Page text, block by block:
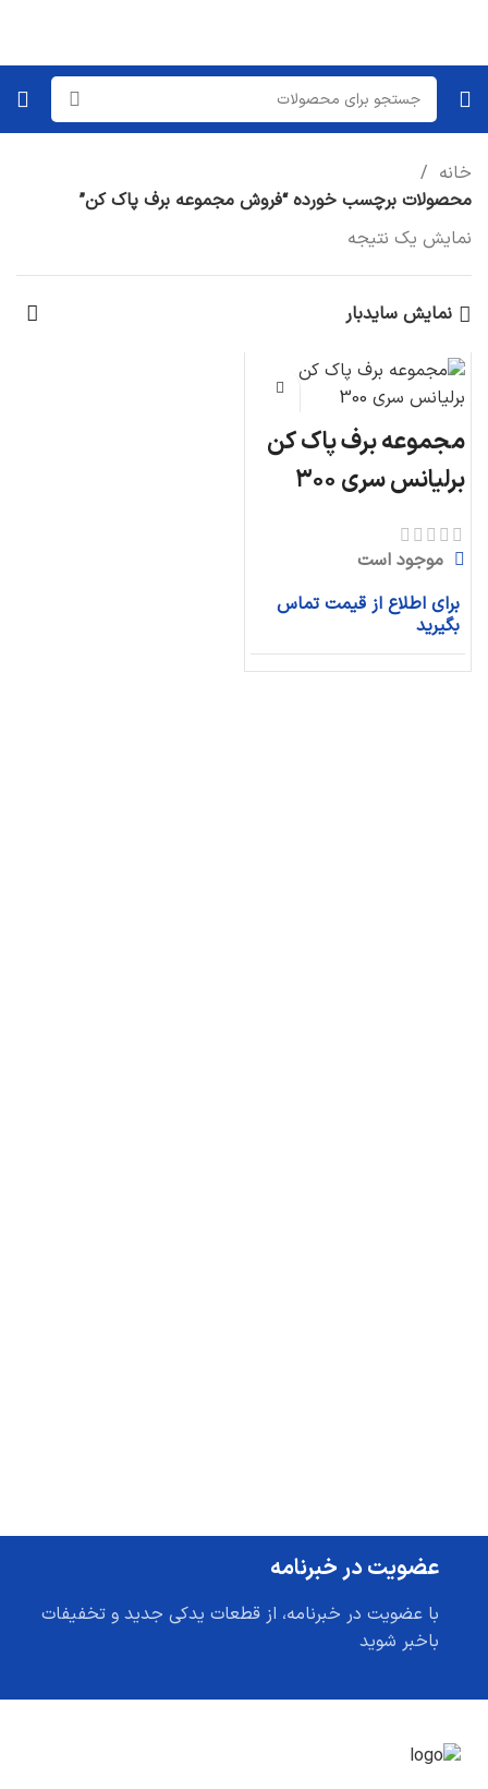
خانه
محصولات برچسب خورده “فروش مجموعه برف پاک کن”
نمایش یک نتیجه
نمایش سایدبار
مجموعه برف پاک کن
برلیانس سری ۳۰۰
موجود است
برای اطلاع از قیمت تماس
بگیرید
عضویت در خبرنامه
با عضویت در خبرنامه، از قطعات یدکی جدید و تخفیفات
باخبر شوید